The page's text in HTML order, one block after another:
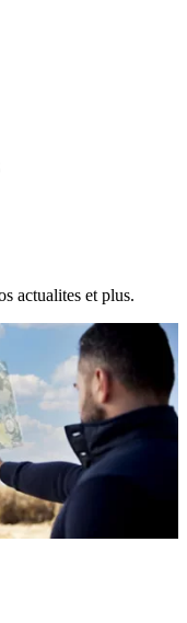
actualites et plus.